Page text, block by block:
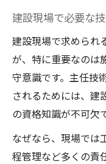
建設現場で必要な
建設現場で求められ
が、特に重要なのは
守意識です。主任技
されるためには、建
の資格知識が不可欠
なぜなら、現場では
程管理など多くの責